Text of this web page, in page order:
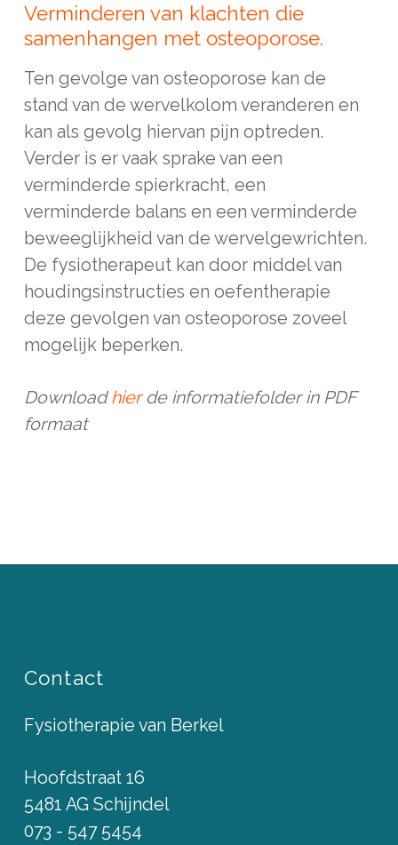
Verminderen van klachten die
samenhangen met osteoporose.
Ten gevolge van osteoporose kan de
stand van de wervelkolom veranderen en
kan als gevolg hiervan pijn optreden.
Verder is er vaak sprake van een
verminderde spierkracht, een
verminderde balans en een verminderde
beweeglijkheid van de wervelgewrichten.
De fysiotherapeut kan door middel van
houdingsinstructies en oefentherapie
deze gevolgen van osteoporose zoveel
mogelijk beperken.
Downloadhierde informatiefolder in PDF
formaat
Contact
Fysiotherapie van Berkel
Hoofdstraat 16
5481 AG Schijndel
073 - 547 5454